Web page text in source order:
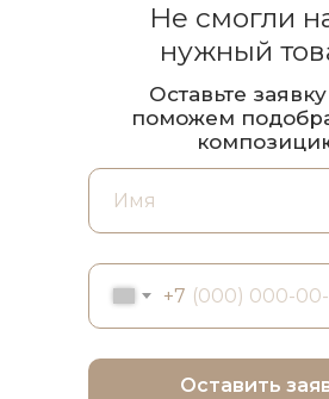
+7
Оставить
Не смогли
нужный
Оставьте
поможем